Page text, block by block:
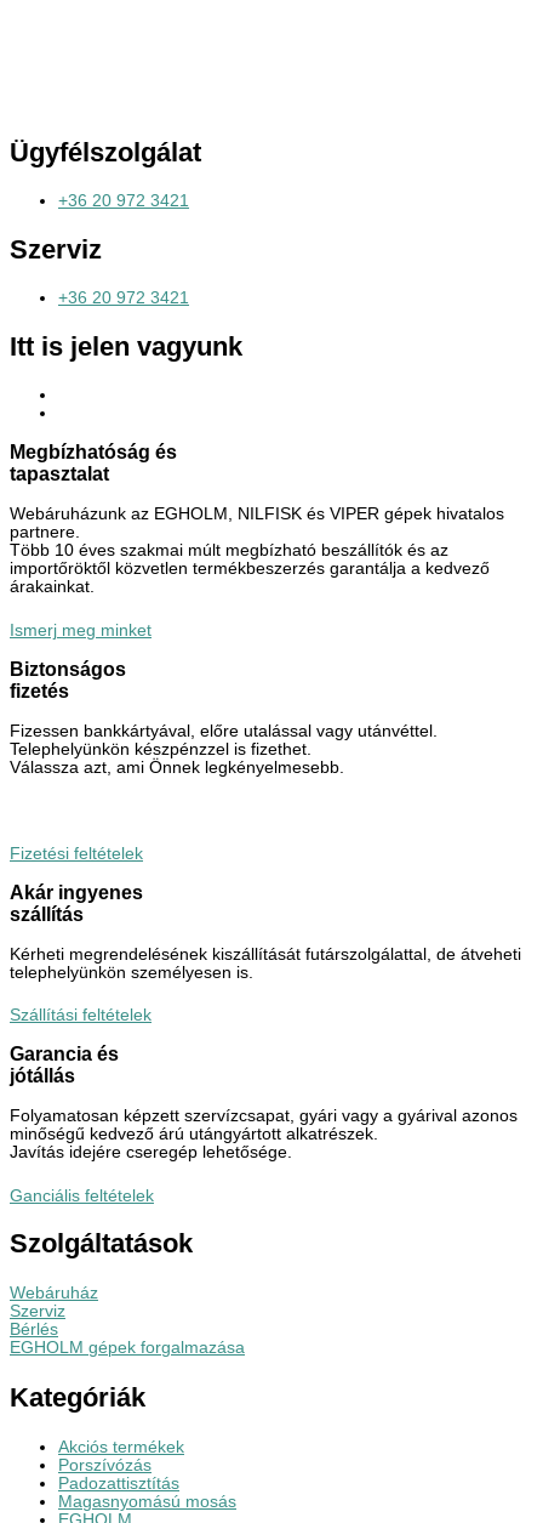
Ügyfélszolgálat
+36 20 972 3421
Szerviz
+36 20 972 3421
Itt is jelen vagyunk
Megbízhatóság és
tapasztalat
Webáruházunk az EGHOLM, NILFISK és VIPER gépek hivatalos
partnere.
Több 10 éves szakmai múlt megbízható beszállítók és az
importőröktől közvetlen termékbeszerzés garantálja a kedvező
árakainkat.
Ismerj meg minket
Biztonságos
fizetés
Fizessen bankkártyával, előre utalással vagy utánvéttel.
Telephelyünkön készpénzzel is fizethet.
Válassza azt, ami Önnek legkényelmesebb.
Fizetési feltételek
Akár ingyenes
szállítás
Kérheti megrendelésének kiszállítását futárszolgálattal, de átveheti
telephelyünkön személyesen is.
Szállítási feltételek
Garancia és
jótállás
Folyamatosan képzett szervízcsapat, gyári vagy a gyárival azonos
minőségű kedvező árú utángyártott alkatrészek.
Javítás idejére cseregép lehetősége.
Ganciális feltételek
Szolgáltatások
Webáruház
Szerviz
Bérlés
EGHOLM gépek forgalmazása
Kategóriák
Akciós termékek
Porszívózás
Padozattisztítás
Magasnyomású mosás